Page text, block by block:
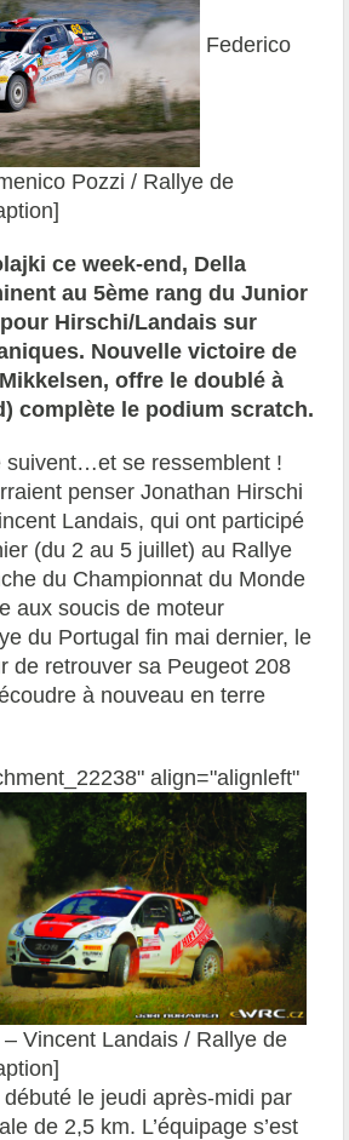
Federico
Pozzi / Rallye de
ce week-end, Della
au 5ème rang du Junior
Hirschi/Landais sur
Nouvelle victoire de
offre le doublé à
complète le podium scratch.
suivent…et se ressemblent !
penser Jonathan Hirschi
Landais, qui ont participé
(du 2 au 5 juillet) au Rallye
du Championnat du Monde
aux soucis de moteur
du Portugal fin mai dernier, le
de retrouver sa Peugeot 208
à nouveau en terre
align="alignleft"
Vincent Landais / Rallye de
débuté le jeudi après-midi par
de 2,5 km. L’équipage s’est